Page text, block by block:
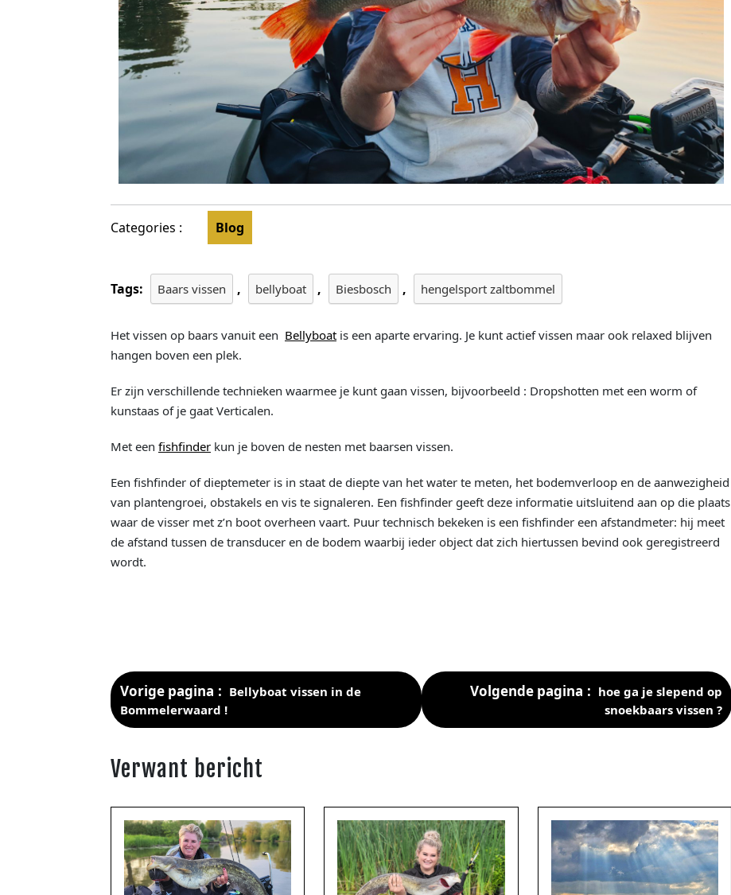
Categories : Blog
Tags: Baars vissen , bellyboat , Biesbosch , hengelsport zaltbommel
Het vissen op baars vanuit een Bellyboat is een aparte ervaring. Je kunt actief vissen maar ook relaxed blijven
hangen boven een plek.
Er zijn verschillende technieken waarmee je kunt gaan vissen, bijvoorbeeld : Dropshotten met een worm of
kunstaas of je gaat Verticalen.
Met een fishfinder kun je boven de nesten met baarsen vissen.
Een fishfinder of dieptemeter is in staat de diepte van het water te meten, het bodemverloop en de aanwezigheid
van plantengroei, obstakels en vis te signaleren. Een fishfinder geeft deze informatie uitsluitend aan op die plaats
waar de visser met z’n boot overheen vaart. Puur technisch bekeken is een fishfinder een afstandmeter: hij meet
de afstand tussen de transducer en de bodem waarbij ieder object dat zich hiertussen bevind ook geregistreerd
wordt.
Vorige pagina
Bellyboat vissen in de
Bommelerwaard !
Volgende pagina
hoe ga je slepend op
snoekbaars vissen ?
Verwant bericht